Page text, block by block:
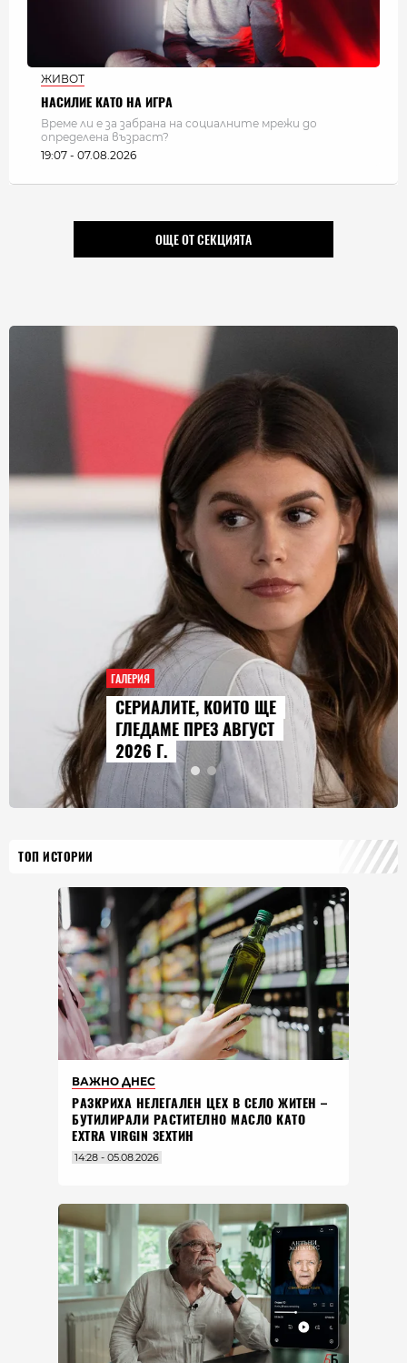
ЖИВОТ
НАСИЛИЕ КАТО НА ИГРА
Време ли е за забрана на социалните мрежи до
определена възраст?
19:07 - 07.08.2026
ОЩЕ ОТ СЕКЦИЯТА
ГАЛЕРИЯ
СЕРИАЛИТЕ, КОИТО ЩЕ
ГЛЕДАМЕ ПРЕЗ АВГУСТ
2026 Г.
ТОП ИСТОРИИ
ВАЖНО ДНЕС
РАЗКРИХА НЕЛЕГАЛЕН ЦЕХ В СЕЛО ЖИТЕН –
БУТИЛИРАЛИ РАСТИТЕЛНО МАСЛО КАТО
EXTRA VIRGIN ЗЕХТИН
14:28 - 05.08.2026